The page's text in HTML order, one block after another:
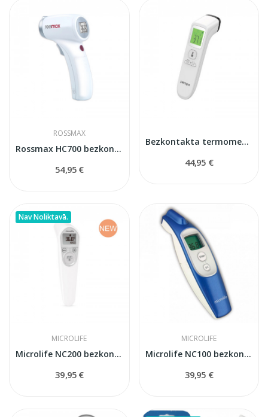
ROSSMAX
Rossmax HC700 bezkontakta termometrs
54,95 €
Bezkontakta termometrs PEMPA T200
44,95 €
Nav Noliktavā.
MICROLIFE
Microlife NC200 bezkontakta termometrs
39,95 €
MICROLIFE
Microlife NC100 bezkontakta termometrs
39,95 €